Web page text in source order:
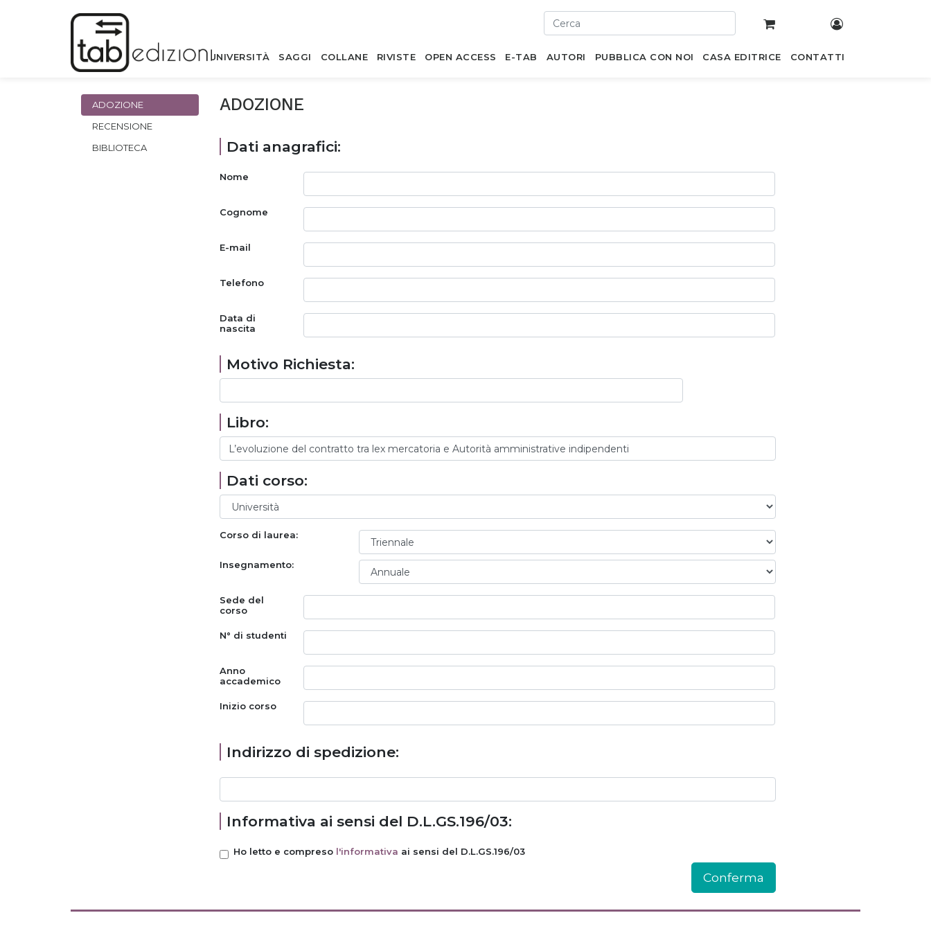
UNIVERSITÀ SAGGI COLLANE RIVISTE OPEN ACCESS E-TAB AUTORI PUBBLICA CON NOI CASA EDITRICE CONTATTI
ADOZIONE
RECENSIONE
BIBLIOTECA
ADOZIONE
Dati anagrafici:
Nome
Cognome
E-mail
Telefono
Data di
nascita
Motivo Richiesta:
Libro:
Dati corso:
Corso di laurea:
Insegnamento:
Sede del
corso
N° di studenti
Anno
accademico
Inizio corso
Indirizzo di spedizione:
Informativa ai sensi del D.L.GS.196/03:
Ho letto e compreso l'informativa ai sensi del D.L.GS.196/03